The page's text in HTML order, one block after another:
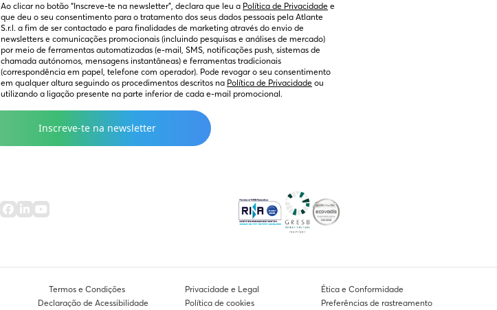
Ao clicar no botão “Inscreve-te na newsletter”, declara que leu a Política de Privacidade e
que deu o seu consentimento para o tratamento dos seus dados pessoais pela Atlante
S.r.l. a fim de ser contactado e para finalidades de marketing através do envio de
newsletters e comunicações promocionais (incluindo pesquisas e análises de mercado)
por meio de ferramentas automatizadas (e-mail, SMS, notificações push, sistemas de
chamada autónomos, mensagens instantâneas) e ferramentas tradicionais
(correspondência em papel, telefone com operador). Pode revogar o seu consentimento
em qualquer altura seguindo os procedimentos descritos na Política de Privacidade ou
utilizando a ligação presente na parte inferior de cada e-mail promocional.
Termos e Condições Privacidade e Legal
Ética e Conformidade
Declaração de Acessibilidade
Política de cookies Preferências de rastreamento